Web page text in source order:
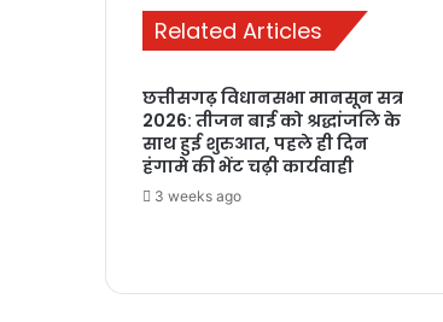
Related Articles
छत्तीसगढ़ विधानसभा मानसून सत्र
2026: तीजन बाई को श्रद्धांजलि के
साथ हुई शुरुआत, पहले ही दिन
हंगामे की भेंट चढ़ी कार्यवाही
3 weeks ago